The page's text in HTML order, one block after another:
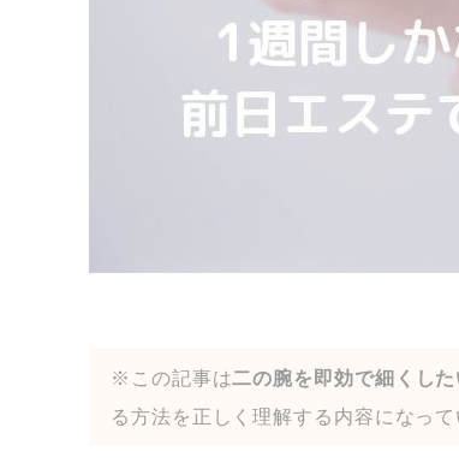
※この記事は二の腕を即効で細くし
る方法を正しく理解する内容になって